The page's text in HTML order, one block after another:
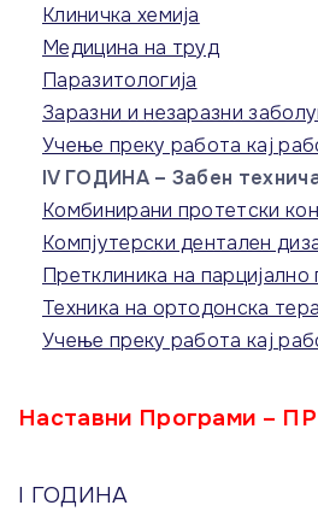
Клиничка хемија
Медицина на труд
Паразитологија
Заразни и незаразни
Учење преку работа кај
IV ГОДИНА – Забен
Комбинирани протетски
Компјутерски дентален
Претклиника на
Техника на ортодонска
Учење преку работа кај
Наставни Програми –
I ГОДИНА